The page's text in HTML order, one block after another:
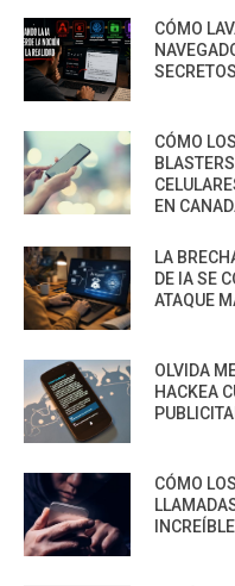
CÓMO
SECRETOS
CÓMO
EN
LA
DE IA SE
ATAQUE
OLVIDA
HACKEA
CÓMO